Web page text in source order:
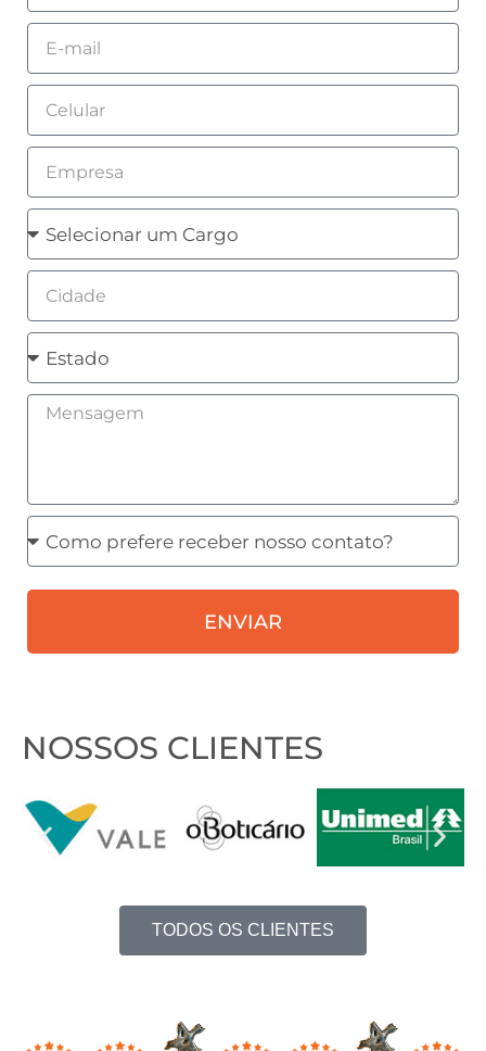
Email
Celular
Empresa
Cargo
Cidade
Estado
Mensagem
Como
prefere
receber
contato?
ENVIAR
NOSSOS CLIENTES
TODOS OS CLIENTES